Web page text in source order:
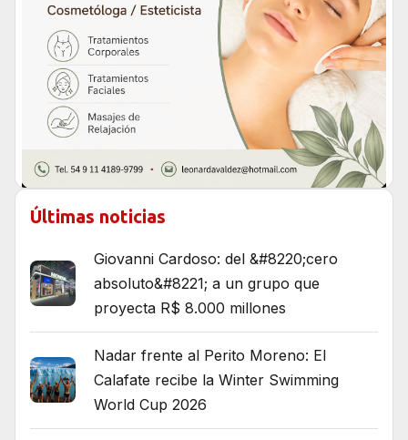
Últimas noticias
Giovanni Cardoso: del &#8220;cero
absoluto&#8221; a un grupo que
proyecta R$ 8.000 millones
Nadar frente al Perito Moreno: El
Calafate recibe la Winter Swimming
World Cup 2026